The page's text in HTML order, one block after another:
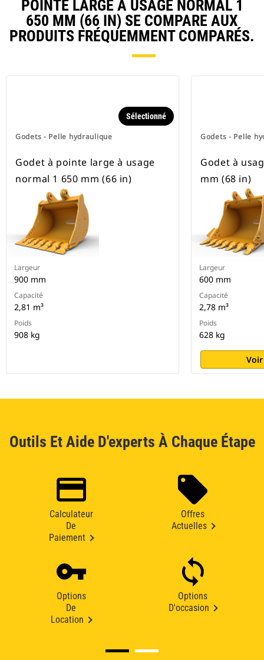
pneus.
POINTE LARGE À USAGE NORMAL 1
650 MM (66 IN) SE COMPARE AUX
PRODUITS FRÉQUEMMENT COMPARÉS.
Godets - Pelle hydraulique
Sélectionné
Godet à pointe large à usage
normal 1 650 mm (66 in)
Largeur
900 mm
Capacité
2,81 m³
Poids
908 kg
Godets - Pelle
Godet à
mm (68 in)
Largeur
600 mm
Capacité
2,78 m³
Poids
628 kg
Outils Et Aide D'experts À Chaque Étape
Calculateur
De
Paiement
Offres
Actuelles
Options
De
Location
Options
D'occasion